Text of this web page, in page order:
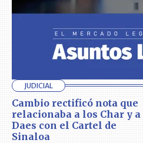
JUDICIAL
Cambio rectificó nota que
relacionaba a los Char y a
Daes con el Cartel de
Sinaloa